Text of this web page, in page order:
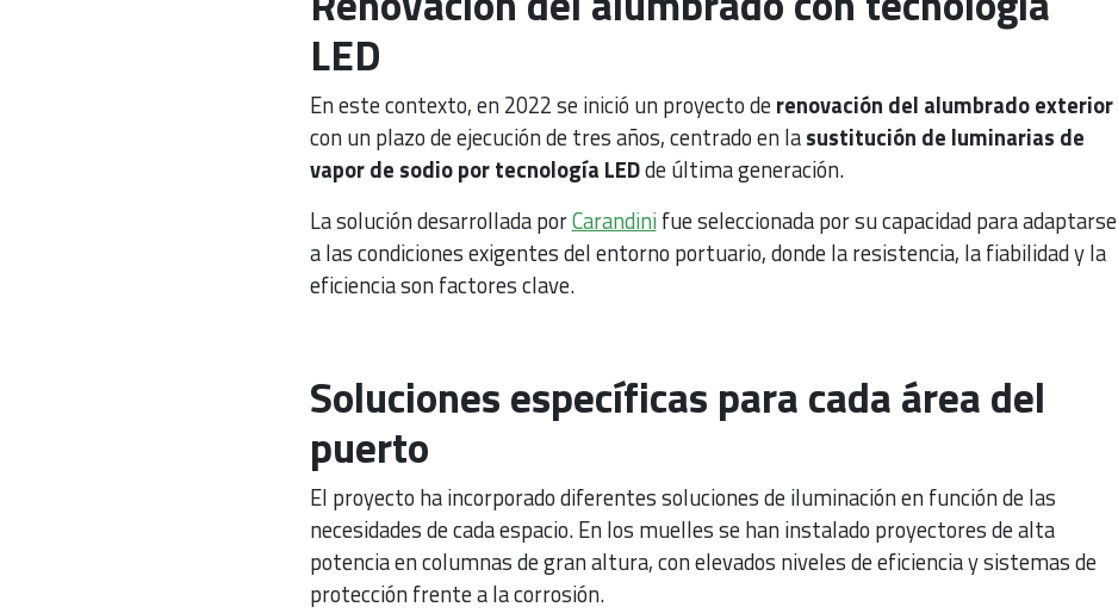
LED
En este contexto, en 2022 se inició un proyecto derenovación del alumbrado exterior
con un plazo de ejecución de tres años, centrado en lasustitución de luminarias de
vapor de sodio por tecnología LEDde última generación.
La solución desarrollada porCarandinifue seleccionada por su capacidad para adaptarse
a las condiciones exigentes del entorno portuario, donde la resistencia, la fiabilidad y la
eficiencia son factores clave.
Soluciones específicas para cada área del
puerto
El proyecto ha incorporado diferentes soluciones de iluminación en función de las
necesidades de cada espacio. En los muelles se han instalado proyectores de alta
potencia en columnas de gran altura, con elevados niveles de eficiencia y sistemas de
protección frente a la corrosión.